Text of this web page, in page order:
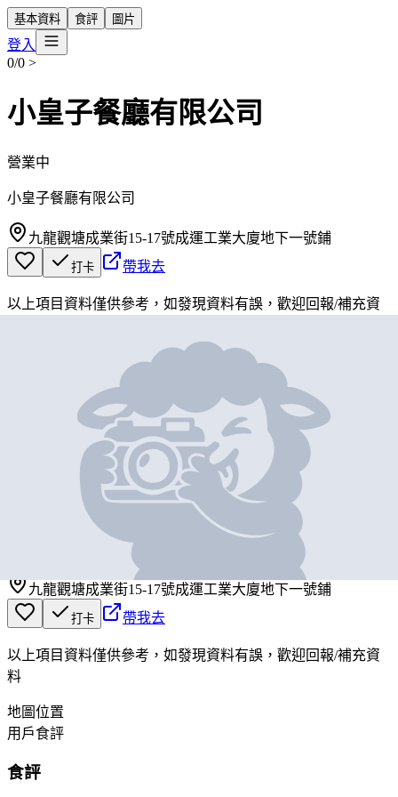
基本資料 食評 圖片
登入
0/0 >
小皇子餐廳有限公司
營業中
小皇子餐廳有限公司
九龍觀塘成業街15-17號成運工業大廈地下一號鋪
打卡 帶我去
以上項目資料僅供參考，如發現資料有誤，歡迎回報/補充資
小皇子餐廳有限公司
小皇子餐廳有限公司
九龍觀塘成業街15-17號成運工業大廈地下一號鋪
打卡 帶我去
以上項目資料僅供參考，如發現資料有誤，歡迎回報/補充資
料
地圖位置
用戶食評
食評